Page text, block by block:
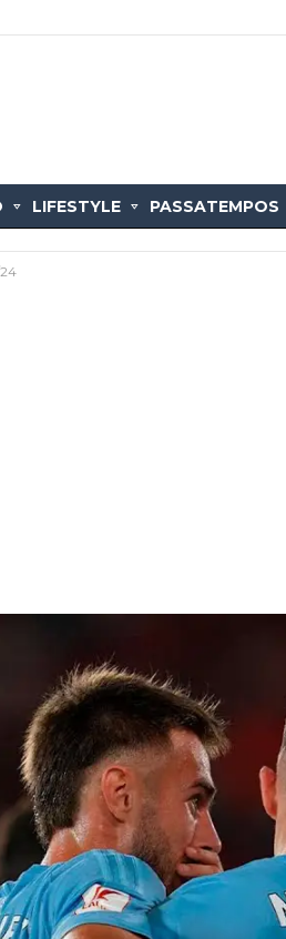
LIFESTYLE PASSATEMPOS